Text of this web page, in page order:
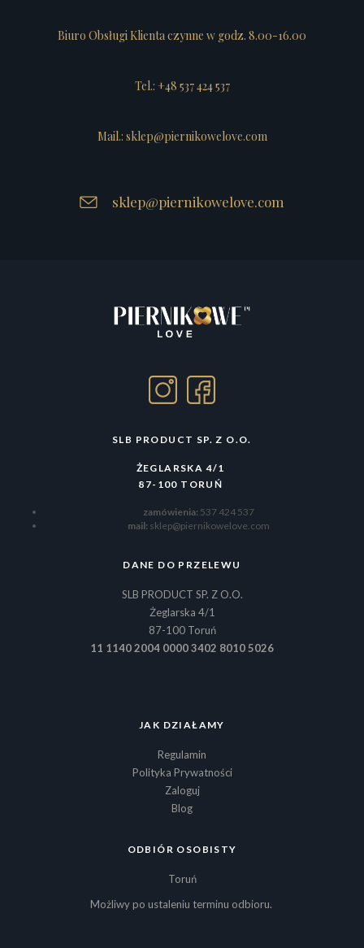
Biuro Obsługi Klienta czynne w godz. 8.00-16.00
Tel.: +48 537 424 537
Mail.: sklep@piernikowelove.com
sklep@piernikowelove.com
SLB PRODUCT SP. Z O.O.
ŻEGLARSKA 4/1
87-100 TORUŃ
zamówienia: 537 424 537
mail: sklep@piernikowelove.com
DANE DO PRZELEWU
SLB PRODUCT SP. Z O.O.
Żeglarska 4/1
87-100 Toruń
11 1140 2004 0000 3402 8010 5026
JAK DZIAŁAMY
Regulamin
Polityka Prywatności
Zaloguj
Blog
ODBIÓR OSOBISTY
Toruń
Możliwy po ustaleniu terminu odbioru.